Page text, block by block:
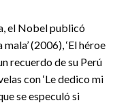
el Nobel publicó
(2006), ‘El héroe
recuerdo de su Perú
con ‘Le dedico mi
se especuló si